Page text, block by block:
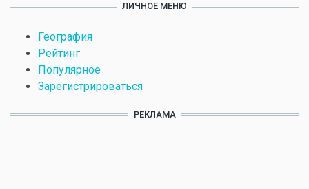
ЛИЧНОЕ МЕНЮ
География
Рейтинг
Популярное
Зарегистрироваться
РЕКЛАМА